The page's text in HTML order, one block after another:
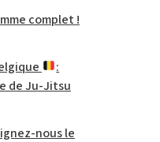
complet !
:
de Ju-Jitsu
nous le